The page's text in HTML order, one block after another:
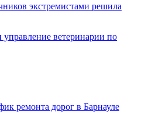
экстремистами решила
ветеринарии по
ремонта дорог в Барнауле